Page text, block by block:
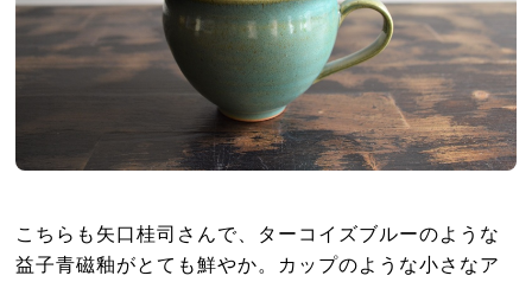
こちらも矢口桂司さんで、ターコイズブルーのような
益子青磁釉がとても鮮やか。カップのような小さなア